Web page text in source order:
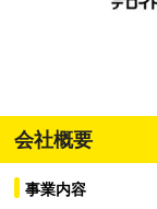
会社概要
事業内容